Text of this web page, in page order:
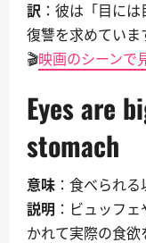
訳 ：彼は「目に
復讐を求めていま
🎬映画のシーンで
Eyes are
stomach
意味 ：食べられ
説明 ：ビュッフ
かれて実際の食